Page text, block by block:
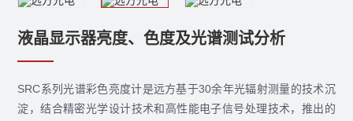
液晶显示器亮度、色度及光谱测试分析
SRC系列光谱彩色亮度计是远方基于30余年光辐射测量的技术沉
淀，结合精密光学设计技术和高性能电子信号处理技术，推出的